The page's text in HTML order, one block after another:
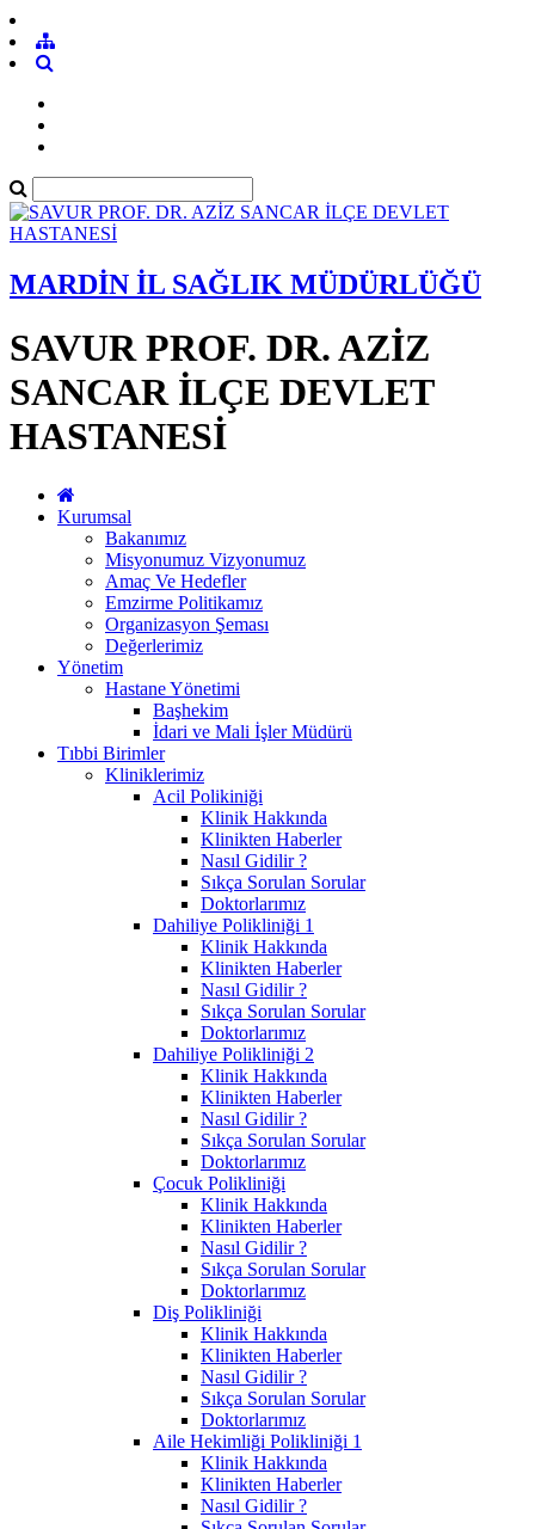
MARDİN İL SAĞLIK MÜDÜRLÜĞÜ
SAVUR PROF. DR. AZİZ
SANCAR İLÇE DEVLET
HASTANESİ
Kurumsal
Bakanımız
Misyonumuz Vizyonumuz
Amaç Ve Hedefler
Emzirme Politikamız
Organizasyon Şeması
Değerlerimiz
Yönetim
Hastane Yönetimi
Başhekim
İdari ve Mali İşler Müdürü
Tıbbi Birimler
Kliniklerimiz
Acil Polikiniği
Klinik Hakkında
Klinikten Haberler
Nasıl Gidilir ?
Sıkça Sorulan Sorular
Doktorlarımız
Dahiliye Polikliniği 1
Klinik Hakkında
Klinikten Haberler
Nasıl Gidilir ?
Sıkça Sorulan Sorular
Doktorlarımız
Dahiliye Polikliniği 2
Klinik Hakkında
Klinikten Haberler
Nasıl Gidilir ?
Sıkça Sorulan Sorular
Doktorlarımız
Çocuk Polikliniği
Klinik Hakkında
Klinikten Haberler
Nasıl Gidilir ?
Sıkça Sorulan Sorular
Doktorlarımız
Diş Polikliniği
Klinik Hakkında
Klinikten Haberler
Nasıl Gidilir ?
Sıkça Sorulan Sorular
Doktorlarımız
Aile Hekimliği Polikliniği 1
Klinik Hakkında
Klinikten Haberler
Nasıl Gidilir ?